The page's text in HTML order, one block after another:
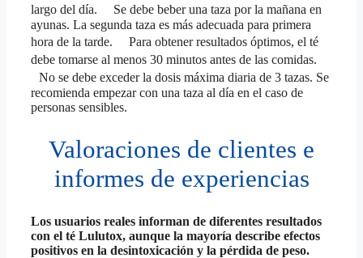
largo del día. Se debe beber una taza por la mañana en
ayunas. La segunda taza es más adecuada para primera
hora de la tarde. Para obtener resultados óptimos, el té
debe tomarse al menos 30 minutos antes de las comidas.
No se debe exceder la dosis máxima diaria de 3 tazas. Se
recomienda empezar con una taza al día en el caso de
personas sensibles.
Valoraciones de clientes e
informes de experiencias
Los usuarios reales informan de diferentes resultados
con el té Lulutox, aunque la mayoría describe efectos
positivos en la desintoxicación y la pérdida de peso.